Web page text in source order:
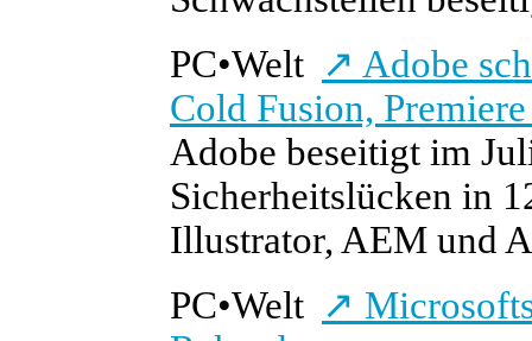
PC•Welt ↗ Adobe
Cold Fusion,
Adobe beseitigt im
Sicherheitslücken in
Illustrator, AEM und
PC•Welt ↗